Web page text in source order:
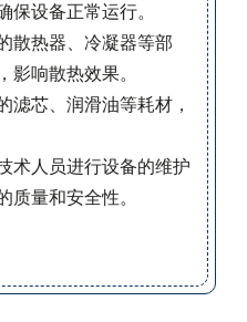
保设备正常运行。
散热器、冷凝器等部
影响散热效果。
滤芯、润滑油等耗材，
术人员进行设备的维护
质量和安全性。